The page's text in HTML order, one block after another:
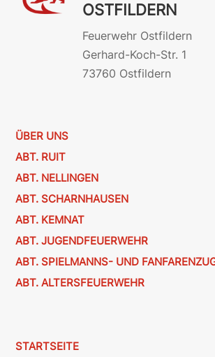
OSTFILDERN
Feuerwehr Ostfildern
Gerhard-Koch-Str. 1
73760 Ostfildern
ÜBER UNS
ABT. RUIT
ABT. NELLINGEN
ABT. SCHARNHAUSEN
ABT. KEMNAT
ABT. JUGENDFEUERWEHR
ABT. SPIELMANNS- UND
ABT. ALTERSFEUERWEHR
STARTSEITE